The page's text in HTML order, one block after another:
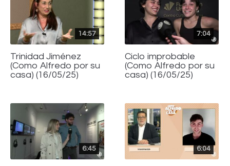
14:57
Trinidad Jiménez
(Como Alfredo por su
casa) (16/05/25)
7:04
Ciclo improbable
(Como Alfredo por su
casa) (16/05/25)
6:45 6:04